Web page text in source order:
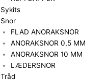
Sykits
Snor
FLAD ANORAKSNOR
ANORAKSNOR 0,5 MM
ANORAKSNOR 10 MM
LÆDERSNOR
Tråd